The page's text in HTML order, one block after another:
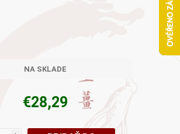
NA SKLADE
€28,29